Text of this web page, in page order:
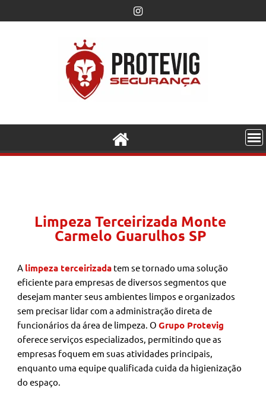
Limpeza Terceirizada Monte
Carmelo Guarulhos SP
A limpeza terceirizada tem se tornado uma solução
eficiente para empresas de diversos segmentos que
desejam manter seus ambientes limpos e organizados
sem precisar lidar com a administração direta de
funcionários da área de limpeza. OGrupo Protevig
oferece serviços especializados, permitindo que as
empresas foquem em suas atividades principais,
enquanto uma equipe qualificada cuida da higienização
do espaço.